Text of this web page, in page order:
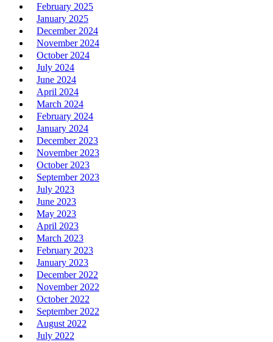
February 2025
January 2025
December 2024
November 2024
October 2024
July 2024
June 2024
April 2024
March 2024
February 2024
January 2024
December 2023
November 2023
October 2023
September 2023
July 2023
June 2023
May 2023
April 2023
March 2023
February 2023
January 2023
December 2022
November 2022
October 2022
September 2022
August 2022
July 2022